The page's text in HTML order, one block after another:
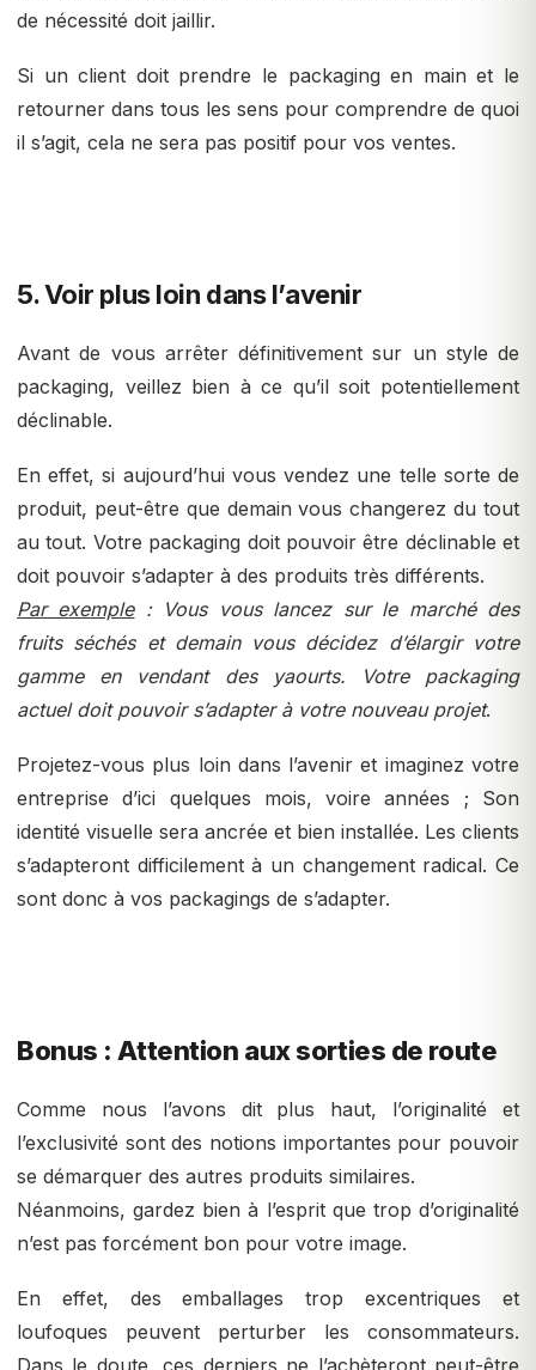
de nécessité doit jaillir.
Si un client doit prendre le packaging en main et le
retourner dans tous les sens pour comprendre de quoi
il s’agit, cela ne sera pas positif pour vos ventes.
5. Voir plus loin dans l’avenir
Avant de vous arrêter définitivement sur un style de
packaging, veillez bien à ce qu’il soit potentiellement
déclinable.
En effet, si aujourd’hui vous vendez une telle sorte de
produit, peut-être que demain vous changerez du tout
au tout. Votre packaging doit pouvoir être déclinable et
doit pouvoir s’adapter à des produits très différents.
Par exemple: Vous vous lancez sur le marché des
fruits séchés et demain vous décidez d’élargir votre
gamme en vendant des yaourts. Votre packaging
actuel doit pouvoir s’adapter à votre nouveau projet.
Projetez-vous plus loin dans l’avenir et imaginez votre
entreprise d’ici quelques mois, voire années ; Son
identité visuelle sera ancrée et bien installée. Les clients
s’adapteront difficilement à un changement radical. Ce
sont donc à vos packagings de s’adapter.
Bonus : Attention aux sorties de route
Comme nous l’avons dit plus haut, l’originalité et
l’exclusivité sont des notions importantes pour pouvoir
se démarquer des autres produits similaires.
Néanmoins, gardez bien à l’esprit que trop d’originalité
n’est pas forcément bon pour votre image.
En effet, des emballages trop excentriques et
loufoques peuvent perturber les consommateurs.
Dans le doute, ces derniers ne l’achèteront peut-être